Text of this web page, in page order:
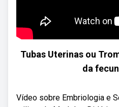
Tubas Uterinas ou
da
Vídeo sobre Embriologia e